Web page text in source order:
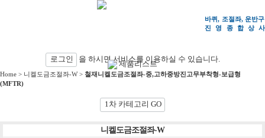
바퀴, 조절좌, 운반구
진영종합상 사
로그인
을 하시면 서비스를 이용하실 수 있습니다.
제품리스트
Home > 니켈도금조절좌-W> 철재니켈도금조절좌-중,고하중방진고무부착형-보급형
(MFTR)
1차 카테고리 GO
니켈도금조절좌-W